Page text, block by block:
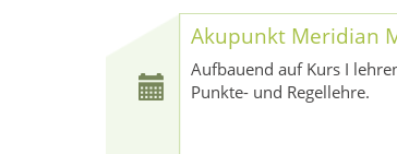
Akupunkt Meridian
Aufbauend auf Kurs I
Punkte- und Regellehre.